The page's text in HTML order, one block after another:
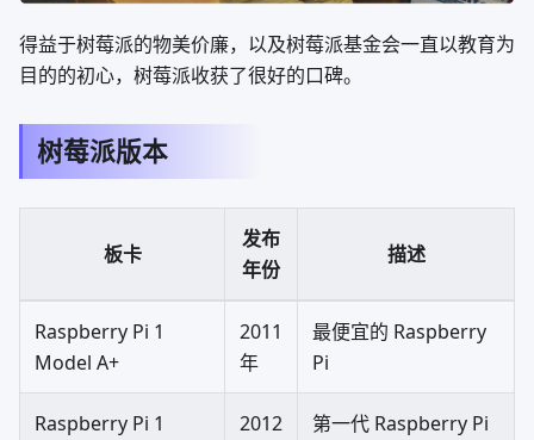
得益于树莓派的物美价廉，以及树莓派基金会一直以教育为
目的的初心，树莓派收获了很好的口碑。
树莓派版本
板卡
发布
年份
描述
Raspberry Pi 1
Model A+
2011
年
最便宜的 Raspberry
Pi
Raspberry Pi 1
2012
第一代 Raspberry Pi